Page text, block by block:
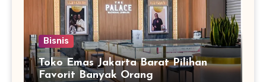
Bisnis
Toko Emas Jakarta Barat Pilihan
Favorit Banyak Orang